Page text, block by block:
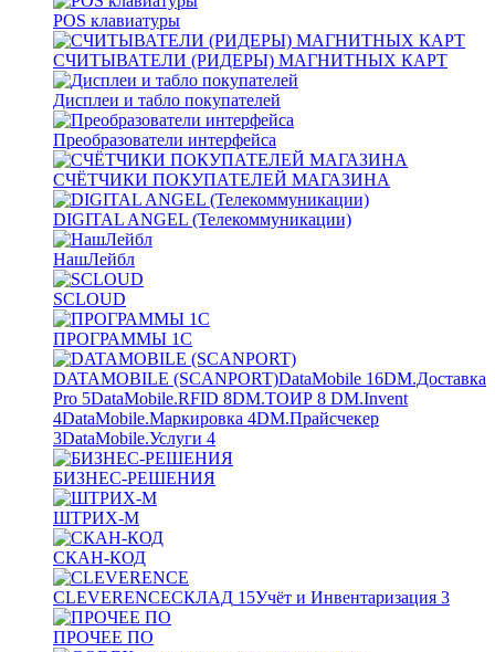
POS клавиатуры
СЧИТЫВАТЕЛИ (РИДЕРЫ) МАГНИТНЫХ КАРТ
Дисплеи и табло покупателей
Преобразователи интерфейса
СЧЁТЧИКИ ПОКУПАТЕЛЕЙ МАГАЗИНА
DIGITAL ANGEL (Телекоммуникации)
НашЛейбл
SCLOUD
ПРОГРАММЫ 1С
DATAMOBILE (SCANPORT)DataMobile 16DM.Доставка
Pro 5DataMobile.RFID 8DM.ТОИР 8 DM.Invent
4DataMobile.Маркировка 4DM.Прайсчекер
3DataMobile.Услуги 4
БИЗНЕС-РЕШЕНИЯ
ШТРИХ-М
СКАН-КОД
CLEVERENCEСКЛАД 15Учёт и Инвентаризация 3
ПРОЧЕЕ ПО